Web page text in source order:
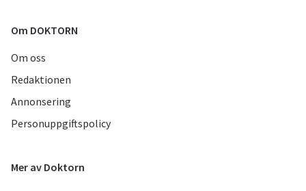
Om DOKTORN
Om oss
Redaktionen
Annonsering
Personuppgiftspolicy
Mer av Doktorn